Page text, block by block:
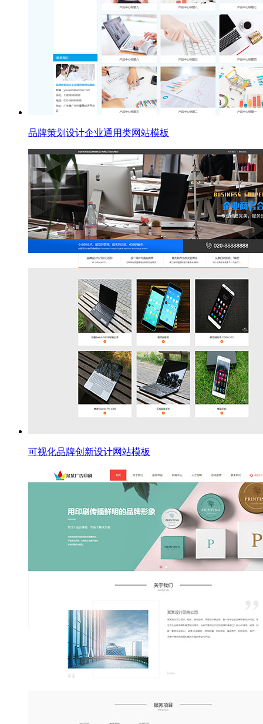
品牌策划设计企业通用类网站模板
可视化品牌创新设计网站模板